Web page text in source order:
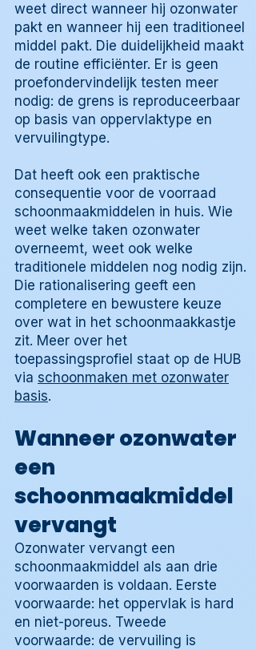
weet direct wanneer hij ozonwater
pakt en wanneer hij een traditioneel
middel pakt. Die duidelijkheid maakt
de routine efficiënter. Er is geen
proefondervindelijk testen meer
nodig: de grens is reproduceerbaar
op basis van oppervlaktype en
vervuilingtype.
Dat heeft ook een praktische
consequentie voor de voorraad
schoonmaakmiddelen in huis. Wie
weet welke taken ozonwater
overneemt, weet ook welke
traditionele middelen nog nodig zijn.
Die rationalisering geeft een
completere en bewustere keuze
over wat in het schoonmaakkastje
zit. Meer over het
toepassingsprofiel staat op de HUB
via schoonmaken met ozonwater
basis.
Wanneer ozonwater
een
schoonmaakmiddel
vervangt
Ozonwater vervangt een
schoonmaakmiddel als aan drie
voorwaarden is voldaan. Eerste
voorwaarde: het oppervlak is hard
en niet-poreus. Tweede
voorwaarde: de vervuiling is